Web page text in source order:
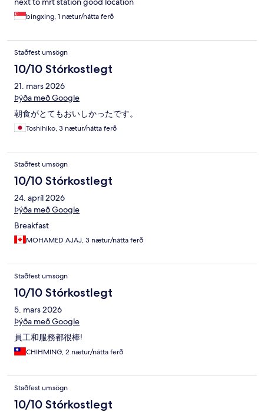
bingxing, 1 nætur/nátta ferð
Staðfest umsögn
10/10 Stórkostlegt
21. mars 2026
Þýða með Google
朝食がとてもおいしかったです。
Toshihiko, 3 nætur/nátta ferð
Staðfest umsögn
10/10 Stórkostlegt
24. apríl 2026
Þýða með Google
Breakfast
MOHAMED AJAJ, 3 nætur/nátta ferð
Staðfest umsögn
10/10 Stórkostlegt
5. mars 2026
Þýða með Google
員工和服務都很棒!
CHIHMING, 2 nætur/nátta ferð
Staðfest umsögn
10/10 Stórkostlegt